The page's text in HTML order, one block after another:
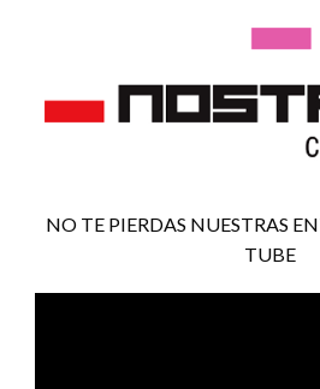
NO TE PIERDAS NUESTRAS
TUBE